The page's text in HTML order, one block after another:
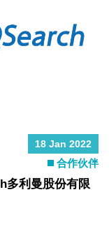
18 Jan 2022
合作伙伴
多利曼股份有限